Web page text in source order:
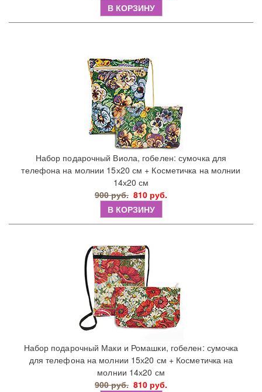
В КОРЗИНУ
Набор подарочный Виола, гобелен: сумочка для
телефона на молнии 15х20 см + Косметичка на молнии
14х20 см
900 руб. 810 руб.
В КОРЗИНУ
Набор подарочный Маки и Ромашки, гобелен: сумочка
для телефона на молнии 15х20 см + Косметичка на
молнии 14х20 см
900 руб. 810 руб.